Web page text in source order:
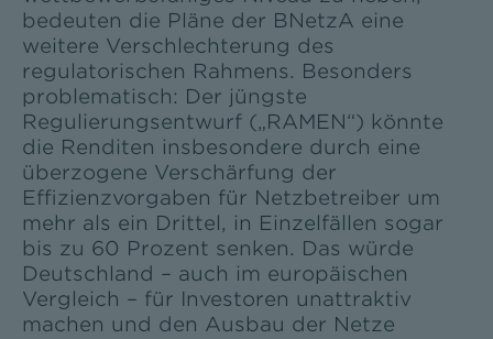
bedeuten die Pläne der BNetzA eine
weitere Verschlechterung des
regulatorischen Rahmens. Besonders
problematisch: Der jüngste
Regulierungsentwurf („RAMEN“) könnte
die Renditen insbesondere durch eine
überzogene Verschärfung der
Effizienzvorgaben für Netzbetreiber um
mehr als ein Drittel, in Einzelfällen sogar
bis zu 60 Prozent senken. Das würde
Deutschland – auch im europäischen
Vergleich – für Investoren unattraktiv
machen und den Ausbau der Netze